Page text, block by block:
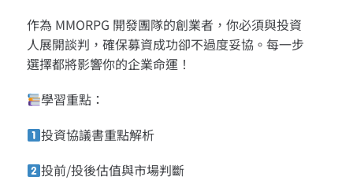
作為 MMORPG 開發團隊的創業者，你必須與投資
人展開談判，確保募資成功卻不過度妥協。每一步
選擇都將影響你的企業命運！
學習重點：
投資協議書重點解析
投前/投後估值與市場判斷